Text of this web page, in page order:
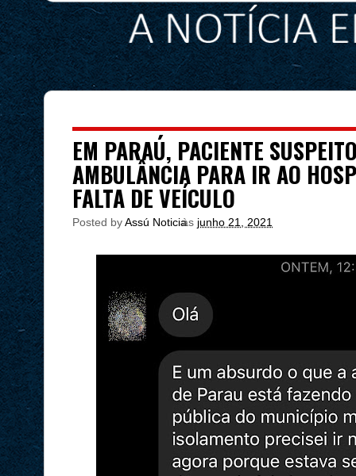
EM PARAÚ, PACIENTE
AMBULÂNCIA PARA IR AO
FALTA DE VEÍCULO
Posted byAssú Noticia
às junho 21, 2021